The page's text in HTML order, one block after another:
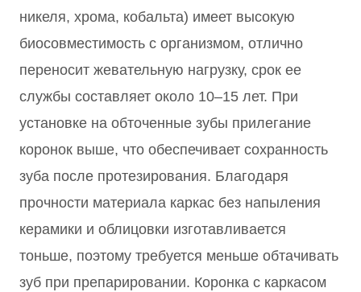
никеля, хрома, кобальта) имеет высокую
биосовместимость с организмом, отлично
переносит жевательную нагрузку, срок ее
службы составляет около 10–15 лет. При
установке на обточенные зубы прилегание
коронок выше, что обеспечивает сохранность
зуба после протезирования. Благодаря
прочности материала каркас без напыления
керамики и облицовки изготавливается
тоньше, поэтому требуется меньше обтачивать
зуб при препарировании. Коронка с каркасом